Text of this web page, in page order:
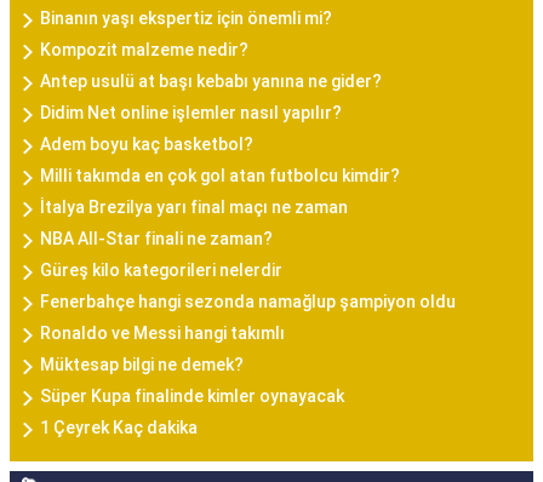
Binanın yaşı ekspertiz için önemli mi?
Kompozit malzeme nedir?
Antep usulü at başı kebabı yanına ne gider?
Didim Net online işlemler nasıl yapılır?
Adem boyu kaç basketbol?
Milli takımda en çok gol atan futbolcu kimdir?
İtalya Brezilya yarı final maçı ne zaman
NBA All-Star finali ne zaman?
Güreş kilo kategorileri nelerdir
Fenerbahçe hangi sezonda namağlup şampiyon oldu
Ronaldo ve Messi hangi takımlı
Müktesap bilgi ne demek?
Süper Kupa finalinde kimler oynayacak
1 Çeyrek Kaç dakika